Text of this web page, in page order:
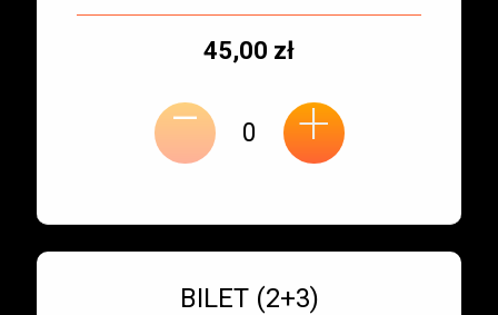
biletu:
Typ
Cena
45,00 zł
- +
Bilet numer 4
Typ
BILET (2+3)